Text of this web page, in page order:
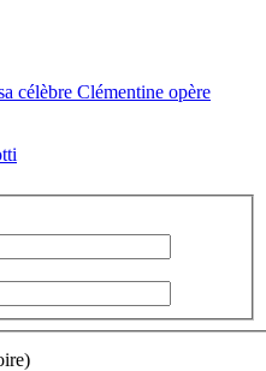
célèbre Clémentine opère